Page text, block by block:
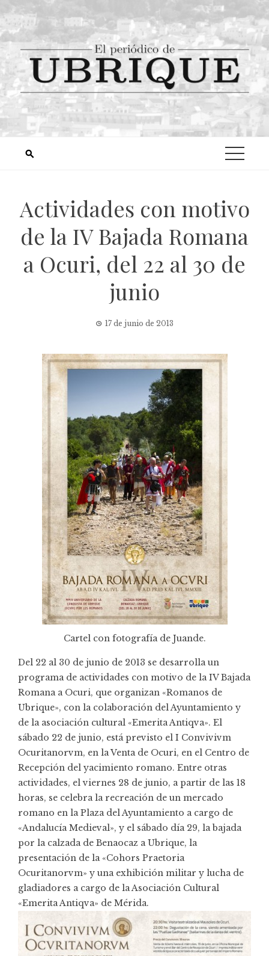
Actividades con motivo
de la IV Bajada Romana
a Ocuri, del 22 al 30 de
junio
17 de junio de 2013
Cartel con fotografía de Juande.
Del 22 al 30 de junio de 2013 se desarrolla un
programa de actividades con motivo de la IV Bajada
Romana a Ocuri, que organizan «Romanos de
Ubrique», con la colaboración del Ayuntamiento y
de la asociación cultural «Emerita Antiqva». El
sábado 22 de junio, está previsto el I Convivivm
Ocuritanorvm, en la Venta de Ocuri, en el Centro de
Recepción del yacimiento romano. Entre otras
actividades, el viernes 28 de junio, a partir de las 18
horas, se celebra la recreación de un mercado
romano en la Plaza del Ayuntamiento a cargo de
«Andalucía Medieval», y el sábado día 29, la bajada
por la calzada de Benaocaz a Ubrique, la
presentación de la «Cohors Praetoria
Ocuritanorvm» y una exhibición militar y lucha de
gladiadores a cargo de la Asociación Cultural
«Emerita Antiqva» de Mérida.